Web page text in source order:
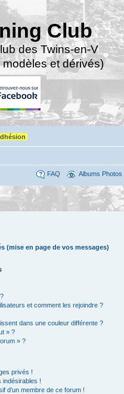
Club
des Twins-en-V
et dérivés)
FAQ Albums Photos
(mise en page de vos messages)
et comment les rejoindre ?
dans une couleur différente ?
» ?
» ?
privés !
!
d’un membre de ce forum !